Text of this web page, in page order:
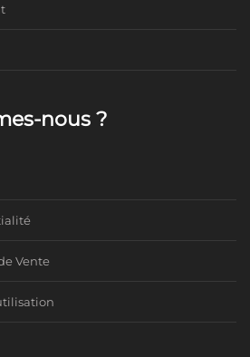
nous ?
Vente